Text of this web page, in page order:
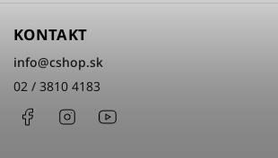
KONTAKT
info@cshop.sk
02 / 3810 4183
FacebookInstagram